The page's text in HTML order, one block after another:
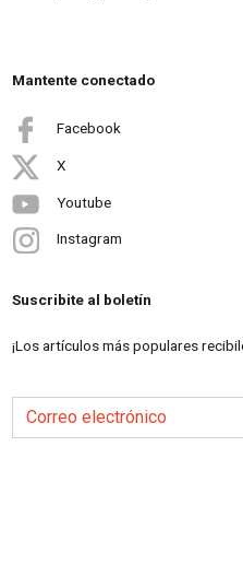
Mantente conectado
Facebook
X
Youtube
Instagram
Suscribite al boletín
¡Los artículos más populares
Correo electrónico